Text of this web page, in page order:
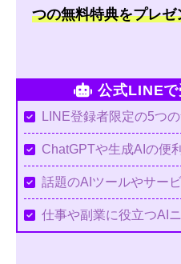
つの無料特典をプレ
公式LINE
LINE登録者限定の5つ
ChatGPTや生成AIの便
話題のAIツールやサー
仕事や副業に役立つAI